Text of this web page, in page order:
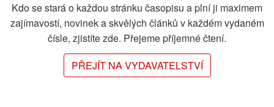
Kdo se stará o každou stránku časopisu a plní ji maximem
zajímavostí, novinek a skvělých článků v každém vydaném
čísle, zjistíte zde. Přejeme příjemné čtení.
PŘEJÍT NA VYDAVATELSTVÍ